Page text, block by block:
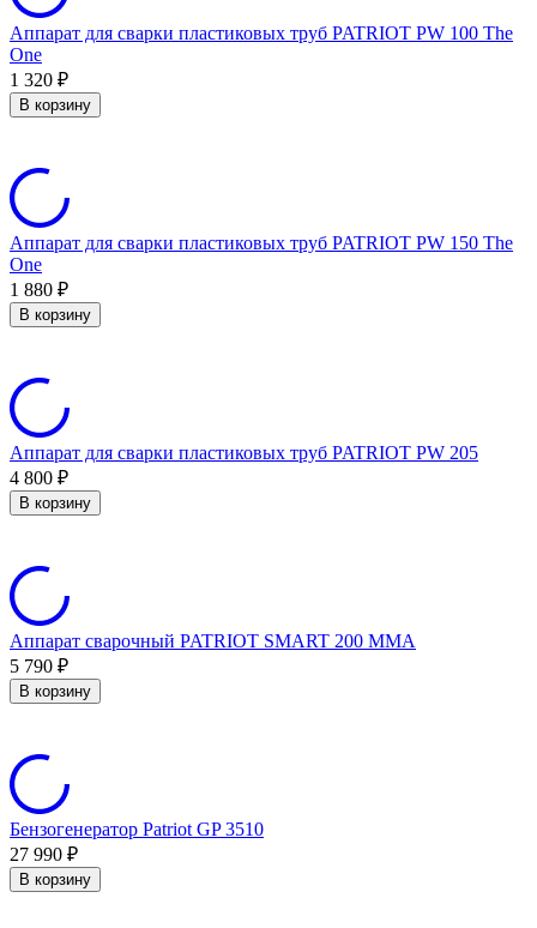
Аппарат для сварки пластиковых труб PATRIOT PW 100 The
One
1 320 ₽
В корзину
Аппарат для сварки пластиковых труб PATRIOT PW 150 The
One
1 880 ₽
В корзину
Аппарат для сварки пластиковых труб PATRIOT PW 205
4 800 ₽
В корзину
Аппарат сварочный PATRIOT SMART 200 MMA
5 790 ₽
В корзину
Бензогенератор Patriot GP 3510
27 990 ₽
В корзину